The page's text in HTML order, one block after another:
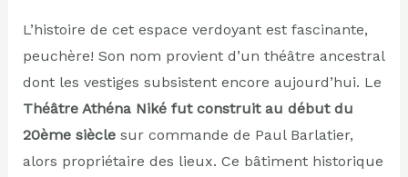
L’histoire de cet espace verdoyant est fascinante,
peuchère! Son nom provient d’un théâtre ancestral
dont les vestiges subsistent encore aujourd’hui. Le
Théâtre Athéna Niké fut construit au début du
20ème sièclesur commande de Paul Barlatier,
alors propriétaire des lieux. Ce bâtiment historique